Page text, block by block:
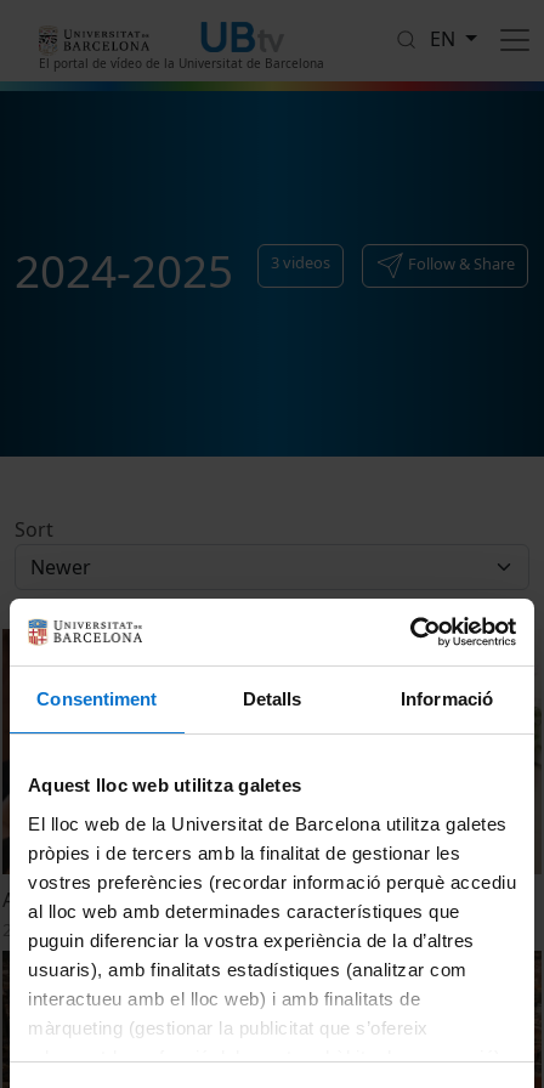
Consentiment Detalls Informació
Aquest lloc web utilitza galetes
El lloc web de la Universitat de Barcelona utilitza galetes
pròpies i de tercers amb la finalitat de gestionar les
vostres preferències (recordar informació perquè accediu
al lloc web amb determinades característiques que
puguin diferenciar la vostra experiència de la d’altres
usuaris), amb finalitats estadístiques (analitzar com
interactueu amb el lloc web) i amb finalitats de
màrqueting (gestionar la publicitat que s’ofereix
adequant-la en funció dels vostres hàbits de navegació).
El portal de vídeo de la Universitat de Barcelona
EN
2024-2025 3videos Follow & Share
Sort
Acció de benvinguda als estudiants. Curs 2024-2025
20 September, 2024